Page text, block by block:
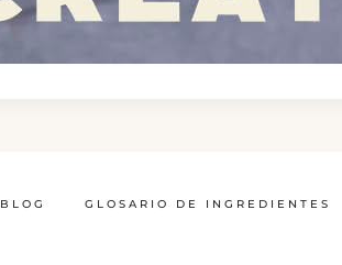
BLOG GLOSARIO DE INGREDIENTES